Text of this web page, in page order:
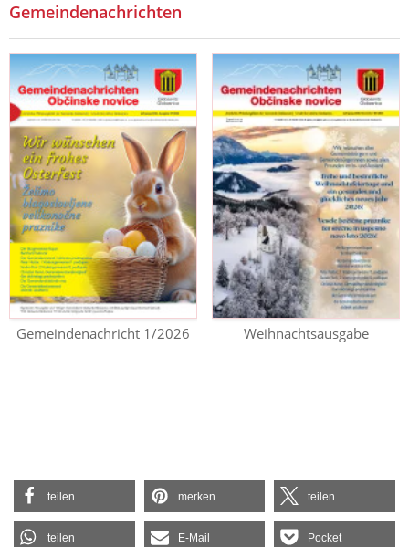
Gemeindenachrichten
Gemeindenachricht 1/2026 Weihnachtsausgabe
teilen merken teilen
teilen E-Mail Pocket